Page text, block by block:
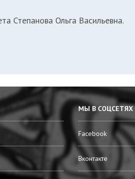
Степанова Ольга Васильевна.
МЫ В СОЦСЕТЯХ
Facebook
Вконтакте